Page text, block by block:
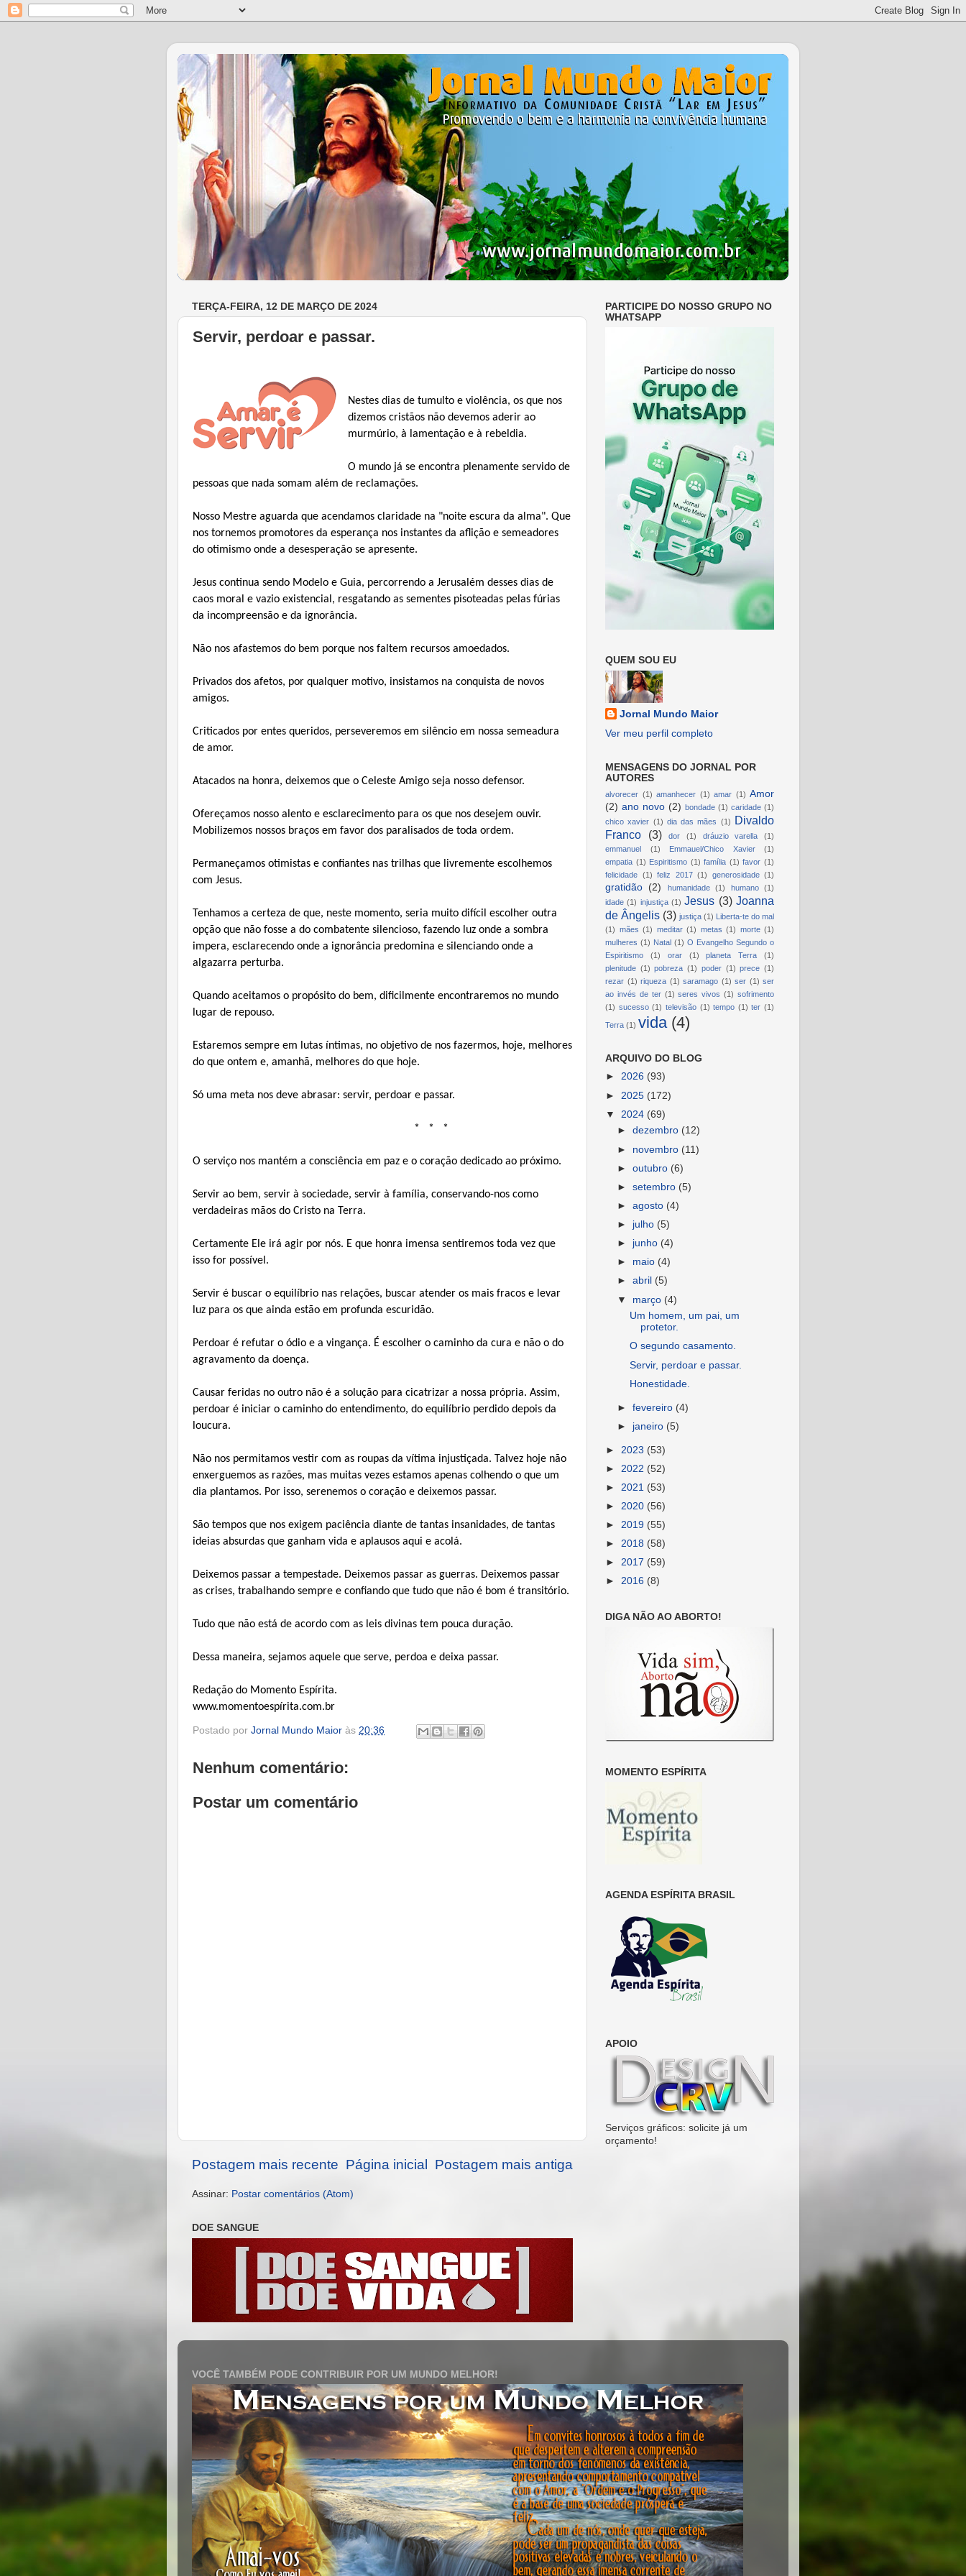
TERÇA-FEIRA, 12 DE MARÇO DE 2024
Servir, perdoar e passar.
Nestes dias de tumulto e violência, os que nos
dizemos cristãos não devemos aderir ao
murmúrio, à lamentação e à rebeldia.
O mundo já se encontra plenamente servido de
pessoas que nada somam além de reclamações.
Nosso Mestre aguarda que acendamos claridade na "noite escura da alma". Que
nos tornemos promotores da esperança nos instantes da aflição e semeadores
do otimismo onde a desesperação se apresente.
Jesus continua sendo Modelo e Guia, percorrendo a Jerusalém desses dias de
caos moral e vazio existencial, resgatando as sementes pisoteadas pelas fúrias
da incompreensão e da ignorância.
Não nos afastemos do bem porque nos faltem recursos amoedados.
Privados dos afetos, por qualquer motivo, insistamos na conquista de novos
amigos.
Criticados por entes queridos, perseveremos em silêncio em nossa semeadura
de amor.
Atacados na honra, deixemos que o Celeste Amigo seja nosso defensor.
Ofereçamos nosso alento e esclarecimento para os que nos desejem ouvir.
Mobilizemos nossos braços em favor dos paralisados de toda ordem.
Permaneçamos otimistas e confiantes nas trilhas que livremente escolhemos
com Jesus.
Tenhamos a certeza de que, neste momento, seria muito difícil escolher outra
opção que não fosse a do combatente silencioso, fazendo luz onde a sombra
impera, esclarecendo onde a ignorância predomina e silenciando onde a
algazarra perturba.
Quando aceitamos o propósito do bem, dificilmente encontraremos no mundo
lugar de repouso.
Estaremos sempre em lutas íntimas, no objetivo de nos fazermos, hoje, melhores
do que ontem e, amanhã, melhores do que hoje.
Só uma meta nos deve abrasar: servir, perdoar e passar.
* * *
O serviço nos mantém a consciência em paz e o coração dedicado ao próximo.
Servir ao bem, servir à sociedade, servir à família, conservando-nos como
verdadeiras mãos do Cristo na Terra.
Certamente Ele irá agir por nós. E que honra imensa sentiremos toda vez que
isso for possível.
Servir é buscar o equilíbrio nas relações, buscar atender os mais fracos e levar
luz para os que ainda estão em profunda escuridão.
Perdoar é refutar o ódio e a vingança. É escolher o caminho da cura e não o do
agravamento da doença.
Causar feridas no outro não é a solução para cicatrizar a nossa própria. Assim,
perdoar é iniciar o caminho do entendimento, do equilíbrio perdido depois da
loucura.
Não nos permitamos vestir com as roupas da vítima injustiçada. Talvez hoje não
enxerguemos as razões, mas muitas vezes estamos apenas colhendo o que um
dia plantamos. Por isso, serenemos o coração e deixemos passar.
São tempos que nos exigem paciência diante de tantas insanidades, de tantas
ideias absurdas que ganham vida e aplausos aqui e acolá.
Deixemos passar a tempestade. Deixemos passar as guerras. Deixemos passar
as crises, trabalhando sempre e confiando que tudo que não é bom é transitório.
Tudo que não está de acordo com as leis divinas tem pouca duração.
Dessa maneira, sejamos aquele que serve, perdoa e deixa passar.
Redação do Momento Espírita.
www.momentoespírita.com.br
Postado por Jornal Mundo Maior às 20:36
Nenhum comentário:
Postar um comentário
Postagem mais recente Postagem mais antiga
Página inicial
Assinar: Postar comentários (Atom)
DOE SANGUE
PARTICIPE DO NOSSO GRUPO NO
WHATSAPP
QUEM SOU EU
Jornal Mundo Maior
Ver meu perfil completo
MENSAGENS DO JORNAL POR
AUTORES
alvorecer (1) amanhecer (1) amar (1) Amor
(2) ano novo (2) bondade (1) caridade (1)
chico xavier (1) dia das mães (1) Divaldo
Franco
(3) dor (1) dráuzio varella
(1)
emmanuel
(1) Emmauel/Chico Xavier
(1)
empatia (1) Espiritismo (1) família (1) favor (1)
felicidade (1) feliz 2017 (1) generosidade (1)
gratidão (2) humanidade (1) humano
(1)
idade (1) injustiça (1) Jesus (3) Joanna
de Ângelis (3) justiça (1)
Liberta-te do mal
(1) mães (1) meditar (1) metas (1) morte (1)
mulheres (1) Natal (1) O Evangelho Segundo o
Espiritismo
(1) orar (1) planeta Terra
(1)
plenitude (1) pobreza (1) poder (1) prece (1)
rezar (1) riqueza (1) saramago (1) ser (1) ser
ao invés de ter (1) seres vivos (1) sofrimento
(1) sucesso (1) televisão (1) tempo (1) ter (1)
Terra (1) vida (4)
ARQUIVO DO BLOG
► 2026 (93)
► 2025 (172)
▼ 2024 (69)
►dezembro (12)
► novembro (11)
►outubro (6)
►setembro (5)
►agosto (4)
► julho (5)
► junho (4)
► maio (4)
►abril (5)
▼ março (4)
Um homem, um pai, um
protetor.
O segundo casamento.
Servir, perdoar e passar.
Honestidade.
►fevereiro (4)
► janeiro (5)
► 2023 (53)
► 2022 (52)
► 2021 (53)
► 2020 (56)
► 2019 (55)
► 2018 (58)
► 2017 (59)
► 2016 (8)
DIGA NÃO AO ABORTO!
MOMENTO ESPÍRITA
AGENDA ESPÍRITA BRASIL
APOIO
Serviços gráficos: solicite já um
orçamento!
VOCÊ TAMBÉM PODE CONTRIBUIR POR UM MUNDO MELHOR!